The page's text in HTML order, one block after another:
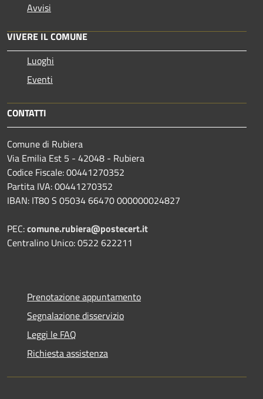
Avvisi
VIVERE IL COMUNE
Luoghi
Eventi
CONTATTI
Comune di Rubiera
Via Emilia Est 5 - 42048 - Rubiera
Codice Fiscale: 00441270352
Partita IVA: 00441270352
IBAN: IT80 S 05034 66470 000000024827
PEC:comune.rubiera@postecert.it
Centralino Unico: 0522 622211
Prenotazione appuntamento
Segnalazione disservizio
Leggi le FAQ
Richiesta assistenza